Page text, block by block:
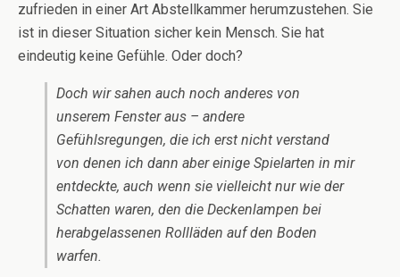
zufrieden in einer Art Abstellkammer herumzustehen. Sie
ist in dieser Situation sicher kein Mensch. Sie hat
eindeutig keine Gefühle. Oder doch?
Doch wir sahen auch noch anderes von
unserem Fenster aus – andere
Gefühlsregungen, die ich erst nicht verstand
von denen ich dann aber einige Spielarten in mir
entdeckte, auch wenn sie vielleicht nur wie der
Schatten waren, den die Deckenlampen bei
herabgelassenen Rollläden auf den Boden
warfen.